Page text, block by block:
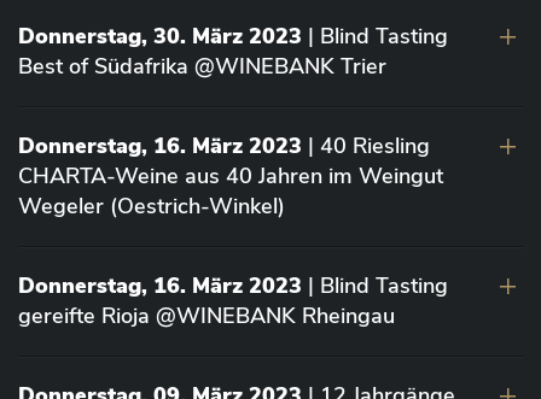
Donnerstag, 30. März 2023 | Blind Tasting
Best of Südafrika @WINEBANK Trier
Donnerstag, 16. März 2023 | 40 Riesling
CHARTA-Weine aus 40 Jahren im Weingut
Wegeler (Oestrich-Winkel)
Donnerstag, 16. März 2023 | Blind Tasting
gereifte Rioja @WINEBANK Rheingau